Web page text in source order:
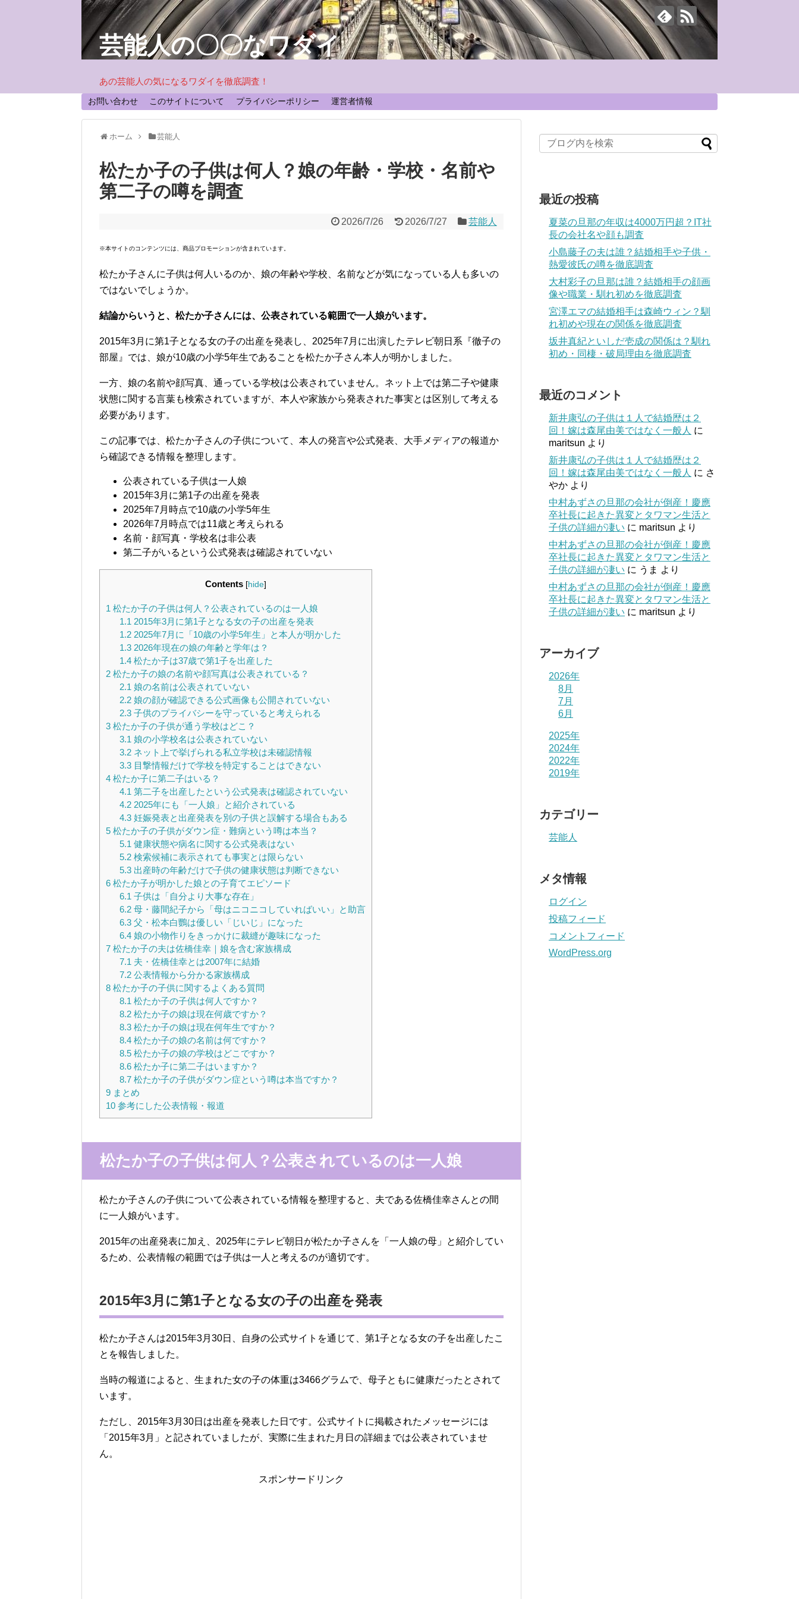
芸能人の〇〇なワダイ
あの芸能人の気になるワダイを徹底調査！
お問い合わせ このサイトについて プライバシーポリシー 運営者情報
ホーム 芸能人
松たか子の子供は何人？娘の年齢・学校・名前や
第二子の噂を調査
2026/7/26 2026/7/27 芸能人
※本サイトのコンテンツには、商品プロモーションが含まれています。
松たか子さんに子供は何人いるのか、娘の年齢や学校、名前などが気になっている人も多いの
ではないでしょうか。
結論からいうと、松たか子さんには、公表されている範囲で一人娘がいます。
2015年3月に第1子となる女の子の出産を発表し、2025年7月に出演したテレビ朝日系『徹子の
部屋』では、娘が10歳の小学5年生であることを松たか子さん本人が明かしました。
一方、娘の名前や顔写真、通っている学校は公表されていません。ネット上では第二子や健康
状態に関する言葉も検索されていますが、本人や家族から発表された事実とは区別して考える
必要があります。
この記事では、松たか子さんの子供について、本人の発言や公式発表、大手メディアの報道か
ら確認できる情報を整理します。
公表されている子供は一人娘
2015年3月に第1子の出産を発表
2025年7月時点で10歳の小学5年生
2026年7月時点では11歳と考えられる
名前・顔写真・学校名は非公表
第二子がいるという公式発表は確認されていない
Contents [hide]
1 松たか子の子供は何人？公表されているのは一人娘
1.1 2015年3月に第1子となる女の子の出産を発表
1.22025年7月に「10歳の小学5年生」と本人が明かした
1.32026年現在の娘の年齢と学年は？
1.4松たか子は37歳で第1子を出産した
2 松たか子の娘の名前や顔写真は公表されている？
2.1 娘の名前は公表されていない
2.2娘の顔が確認できる公式画像も公開されていない
2.3子供のプライバシーを守っていると考えられる
3 松たか子の子供が通う学校はどこ？
3.1 娘の小学校名は公表されていない
3.2ネット上で挙げられる私立学校は未確認情報
3.3目撃情報だけで学校を特定することはできない
4 松たか子に第二子はいる？
4.1 第二子を出産したという公式発表は確認されていない
4.22025年にも「一人娘」と紹介されている
4.3妊娠発表と出産発表を別の子供と誤解する場合もある
5 松たか子の子供がダウン症・難病という噂は本当？
5.1 健康状態や病名に関する公式発表はない
5.2検索候補に表示されても事実とは限らない
5.3出産時の年齢だけで子供の健康状態は判断できない
6 松たか子が明かした娘との子育てエピソード
6.1 子供は「自分より大事な存在」
6.2母・藤間紀子から「母はニコニコしていればいい」と助言
6.3父・松本白鸚は優しい「じいじ」になった
6.4娘の小物作りをきっかけに裁縫が趣味になった
7 松たか子の夫は佐橋佳幸｜娘を含む家族構成
7.1 夫・佐橋佳幸とは2007年に結婚
7.2公表情報から分かる家族構成
8 松たか子の子供に関するよくある質問
8.1 松たか子の子供は何人ですか？
8.2松たか子の娘は現在何歳ですか？
8.3松たか子の娘は現在何年生ですか？
8.4松たか子の娘の名前は何ですか？
8.5松たか子の娘の学校はどこですか？
8.6松たか子に第二子はいますか？
8.7松たか子の子供がダウン症という噂は本当ですか？
9 まとめ
10 参考にした公表情報・報道
松たか子の子供は何人？公表されているのは一人娘
松たか子さんの子供について公表されている情報を整理すると、夫である佐橋佳幸さんとの間
に一人娘がいます。
2015年の出産発表に加え、2025年にテレビ朝日が松たか子さんを「一人娘の母」と紹介してい
るため、公表情報の範囲では子供は一人と考えるのが適切です。
2015年3月に第1子となる女の子の出産を発表
松たか子さんは2015年3月30日、自身の公式サイトを通じて、第1子となる女の子を出産したこ
とを報告しました。
当時の報道によると、生まれた女の子の体重は3466グラムで、母子ともに健康だったとされて
います。
ただし、2015年3月30日は出産を発表した日です。公式サイトに掲載されたメッセージには
「2015年3月」と記されていましたが、実際に生まれた月日の詳細までは公表されていませ
ん。
スポンサードリンク
最近の投稿
夏菜の旦那の年収は4000万円超？IT社
長の会社名や顔も調査
小島藤子の夫は誰？結婚相手や子供・
熱愛彼氏の噂を徹底調査
大村彩子の旦那は誰？結婚相手の顔画
像や職業・馴れ初めを徹底調査
宮澤エマの結婚相手は森崎ウィン？馴
れ初めや現在の関係を徹底調査
坂井真紀といしだ壱成の関係は？馴れ
初め・同棲・破局理由を徹底調査
最近のコメント
新井康弘の子供は１人で結婚歴は２
回！嫁は森尾由美ではなく一般人 に
maritsun より
新井康弘の子供は１人で結婚歴は２
回！嫁は森尾由美ではなく一般人 に さ
やか より
中村あずさの旦那の会社が倒産！慶應
卒社長に起きた異変とタワマン生活と
子供の詳細が凄い に maritsun より
中村あずさの旦那の会社が倒産！慶應
卒社長に起きた異変とタワマン生活と
子供の詳細が凄い に うま より
中村あずさの旦那の会社が倒産！慶應
卒社長に起きた異変とタワマン生活と
子供の詳細が凄い に maritsun より
アーカイブ
2026年
8月
7月
6月
2025年
2024年
2022年
2019年
カテゴリー
芸能人
メタ情報
ログイン
投稿フィード
コメントフィード
WordPress.org